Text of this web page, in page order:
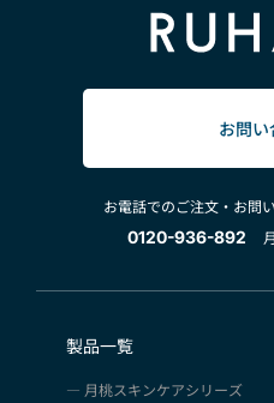
お問
お電話でのご注文・お問
0120-936-892
製品一覧
月桃スキンケアシリーズ